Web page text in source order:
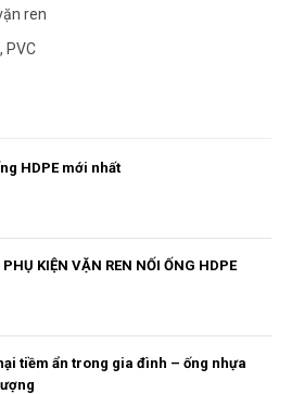
ren
PVC
HDPE mới nhất
KIỆN VẶN REN NỐI ỐNG HDPE
tiềm ẩn trong gia đình – ống nhựa